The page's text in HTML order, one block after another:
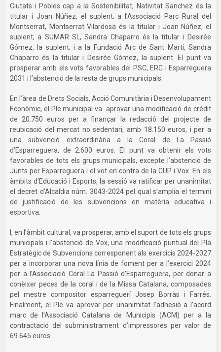
Ciutats i Pobles cap a la Sostenibilitat, Nativitat Sanchez és la
titular i Joan Núñez, el suplent; a l’Associació Parc Rural del
Montserrat, Montserrat Vilardosa és la titular i Joan Núñez, el
suplent; a SUMAR SL, Sandra Chaparro és la titular i Desirée
Gómez, la suplent; i a la Fundació Arc de Sant Martí, Sandra
Chaparro és la titular i Desirée Gómez, la suplent. El punt va
prosperar amb els vots favorables del PSC, ERC i Esparreguera
2031 i l’abstenció de la resta de grups municipals.
En l’àrea de Drets Socials, Acció Comunitària i Desenvolupament
Econòmic, el Ple municipal va aprovar una modificació de crèdit
de 20.750 euros per a finançar la redacció del projecte de
reubicació del mercat no sedentari, amb 18.150 euros, i per a
una subvenció extraordinària a la Coral de La Passió
d’Esparreguera, de 2.600 euros. El punt va obtenir els vots
favorables de tots els grups municipals, excepte l’abstenció de
Junts per Esparreguera i el vot en contra de la CUP i Vox. En els
àmbits d’Educació i Esports, la sessió va ratificar per unanimitat
el decret d’Alcaldia núm. 3043-2024 pel qual s’amplia el termini
de justificació de les subvencions en matèria educativa i
esportiva.
I, en l’àmbit cultural, va prosperar, amb el suport de tots els grups
municipals i l’abstenció de Vox, una modificació puntual del Pla
Estratègic de Subvencions corresponent als exercicis 2024-2027
per a incorporar una nova línia de foment per a l’exercici 2024
per a l’Associació Coral La Passió d’Esparreguera, per donar a
conèixer peces de la coral i de la Missa Catalana, composades
pel mestre compositor esparreguerí Josep Borràs i Farrés.
Finalment, el Ple va aprovar per unanimitat l’adhesió a l’acord
marc de l’Associació Catalana de Municipis (ACM) per a la
contractació del subministrament d’impressores per valor de
69.645 euros.